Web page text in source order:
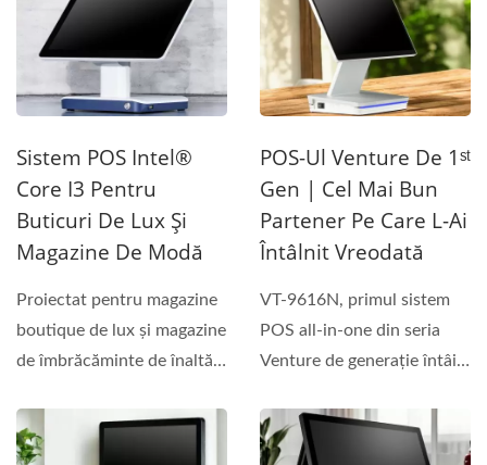
Sistem POS Intel®
Core I3 Pentru
Buticuri De Lux Și
Magazine De Modă
Proiectat pentru magazine
boutique de lux și magazine
de îmbrăcăminte de înaltă
POS-Ul Venture De 1ˢᵗ
Gen | Cel Mai Bun
Partener Pe Care L-Ai
Întâlnit Vreodată
VT-9616N, primul sistem
POS all-in-one din seria
Venture de generație întâi,